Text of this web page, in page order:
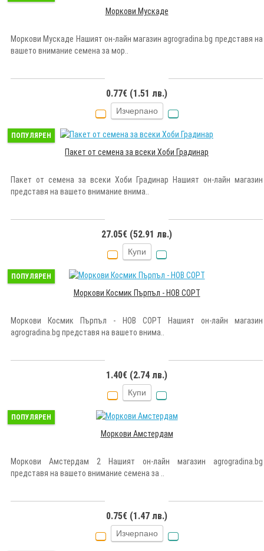
Моркови Мускаде
Моркови Мускаде Нашият он-лайн магазин agrogradina.bg представя на
вашето внимание семена за мор..
0.77€ (1.51 лв.)
Изчерпано
ПОПУЛЯРЕН
Пакет от семена за всеки Хоби Градинар
Пакет от семена за всеки Хоби Градинар Нашият он-лайн магазин
представя на вашето внимание внима..
27.05€ (52.91 лв.)
Купи
ПОПУЛЯРЕН
Моркови Космик Пърпъл - НОВ СОРТ
Моркови Космик Пърпъл - НОВ СОРТ Нашият он-лайн магазин
agrogradina.bg представя на вашето внима..
1.40€ (2.74 лв.)
Купи
ПОПУЛЯРЕН
Моркови Амстердам
Моркови Амстердам 2 Нашият он-лайн магазин agrogradina.bg
представя на вашето внимание семена за ..
0.75€ (1.47 лв.)
Изчерпано